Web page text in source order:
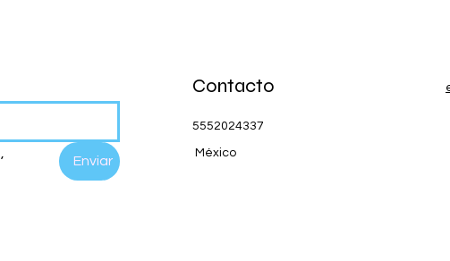
Enviar
Contacto
5552024337
México